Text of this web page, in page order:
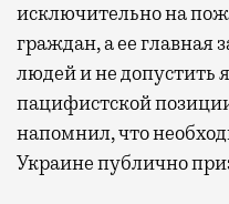
исключительно на
граждан, а ее главная
людей и не допустить
пацифистской
напомнил, что
Украине публично